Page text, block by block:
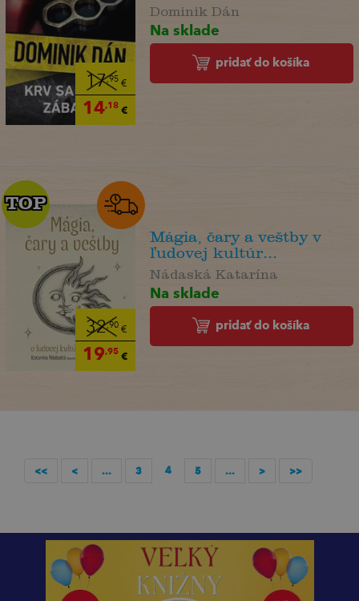
17,95€
14,18€
Dominik Dán
Na sklade
pridať do košíka
32,90€
19,95€
TOP
TOP
Mágia, čary a veštby v
ľudovej kultúr...
Nádaská Katarína
Na sklade
pridať do košíka
<< < ... 3 4 5 ... > >>